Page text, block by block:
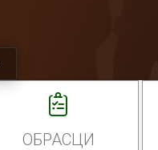
ОБРАСЦИ